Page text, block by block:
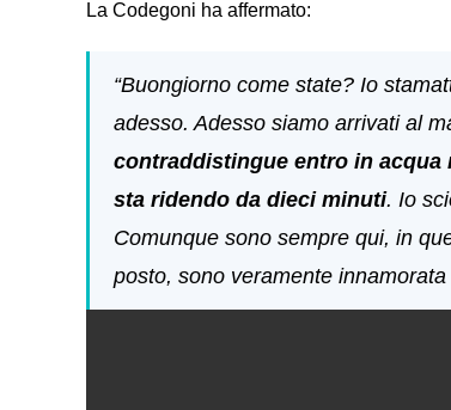
La Codegoni ha affermato:
“Buongiorno come state? Io
adesso. Adesso siamo arrivati al
contraddistingue entro in acqua
sta ridendo da dieci minuti. Io
Comunque sono sempre qui, in
posto, sono veramente